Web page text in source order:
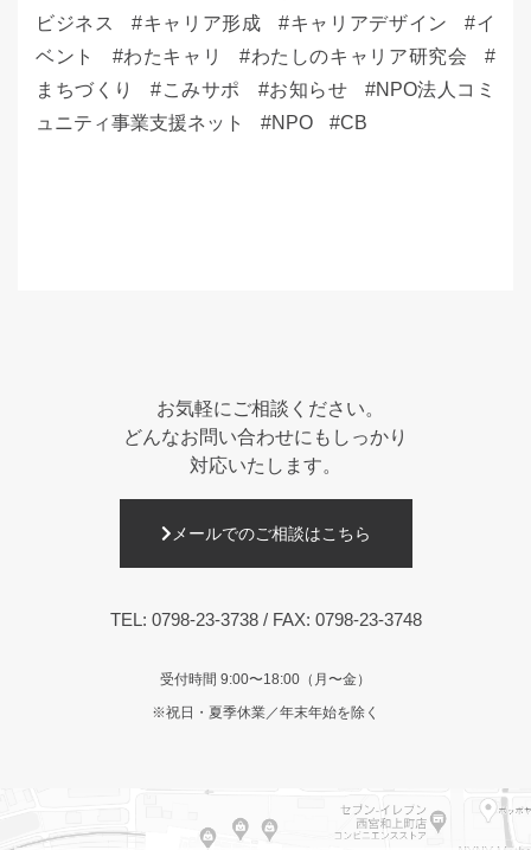
ビジネス
キャリア形成 キャリアデザイン
イ
ベント
わたキャリ
わたしのキャリア研究会
まちづくり
こみサポ お知らせ
NPO法人コミ
ュニティ事業支援ネット
NPO CB
お気軽にご相談ください。
どんなお問い合わせにもしっかり
対応いたします。
メールでのご相談はこちら
TEL: 0798-23-3738/ FAX: 0798-23-3748
受付時間 9:00〜18:00（月〜金）
※祝日・夏季休業／年末年始を除く